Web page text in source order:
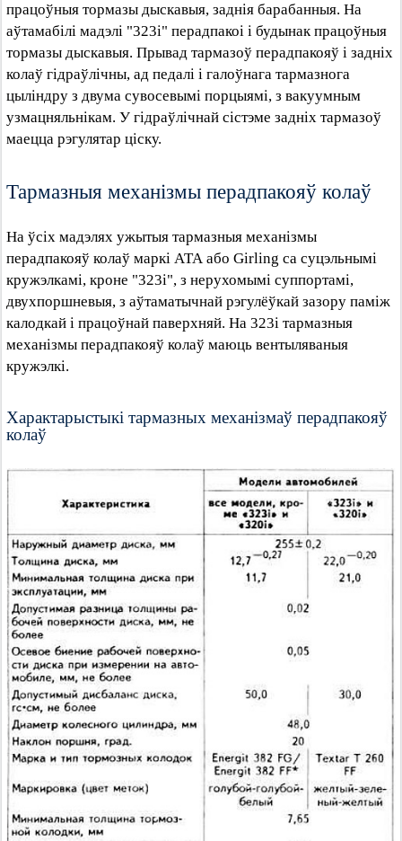
працоўныя тормазы дыскавыя, заднія барабанныя. На
аўтамабілі мадэлі "323i" перадпакоі і будынак працоўныя
тормазы дыскавыя. Прывад тармазоў перадпакояў і задніх
колаў гідраўлічны, ад педалі і галоўнага тармазнога
цыліндру з двума сувосевымі порцыямі, з вакуумным
узмацняльнікам. У гідраўлічнай сістэме задніх тармазоў
маецца рэгулятар ціску.
Тармазныя механізмы перадпакояў колаў
На ўсіх мадэлях ужытыя тармазныя механізмы
перадпакояў колаў маркі АТА або Girling са суцэльнымі
кружэлкамі, кроне "323i", з нерухомымі суппортамі,
двухпоршневыя, з аўтаматычнай рэгулёўкай зазору паміж
калодкай і працоўнай паверхняй. На 323i тармазныя
механізмы перадпакояў колаў маюць вентыляваныя
кружэлкі.
Характарыстыкі тармазных механізмаў перадпакояў
колаў